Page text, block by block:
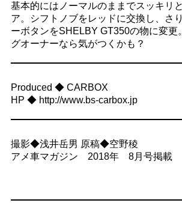
基本的にはノーマルのままでスッキリ
ア。シフトノブをレッドに交換し、さ
ーボタンをSHELBY GT350の物に変更
グオーナーなら気がつくかも？
Produced ◆ CARBOX
HP ◆ http://www.bs-carbox.jp
撮影◆浅井岳男 原稿◆空野稜
アメ車マガジン 2018年 8月号掲載